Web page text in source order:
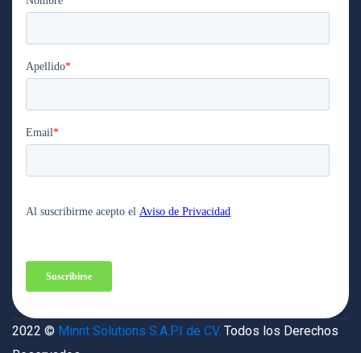
2022 © Minnt Solutions S.A.P.I de CV. Todos los Derechos